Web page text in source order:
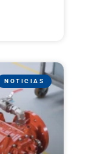
NOTICIAS